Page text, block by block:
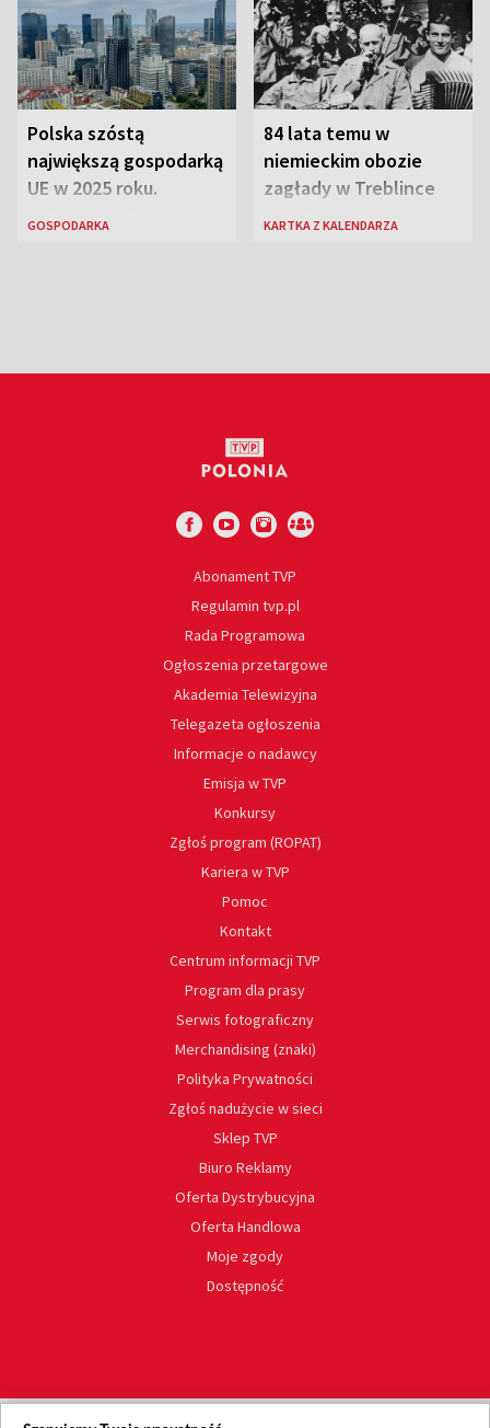
Polska szóstą
największą gospodarką
UE w 2025 roku.
Najnowsze dane
GOSPODARKA
84 lata temu w
niemieckim obozie
zagłady w Treblince
zmarł Janusz Korczak
KARTKA Z KALENDARZA
Abonament TVP
Regulamin tvp.pl
Rada Programowa
Ogłoszenia przetargowe
Akademia Telewizyjna
Telegazeta ogłoszenia
Informacje o nadawcy
Emisja w TVP
Konkursy
Zgłoś program (ROPAT)
Kariera w TVP
Pomoc
Kontakt
Centrum informacji TVP
Program dla prasy
Serwis fotograficzny
Merchandising (znaki)
Polityka Prywatności
Zgłoś nadużycie w sieci
Sklep TVP
Biuro Reklamy
Oferta Dystrybucyjna
Oferta Handlowa
Moje zgody
Dostępność